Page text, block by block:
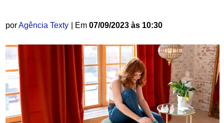
porAgência Texty | Em 07/09/2023 às 10:30